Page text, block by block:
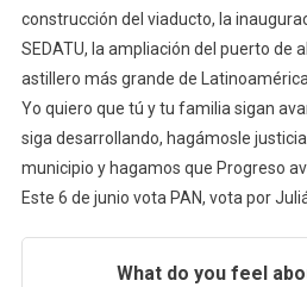
construcción del viaducto, la
SEDATU, la ampliación del puerto de
astillero más grande de
Yo quiero que tú y tu familia sigan
siga desarrollando, hagámosle
municipio y hagamos que Progreso
Este 6 de junio vota PAN, vota por
What do you feel